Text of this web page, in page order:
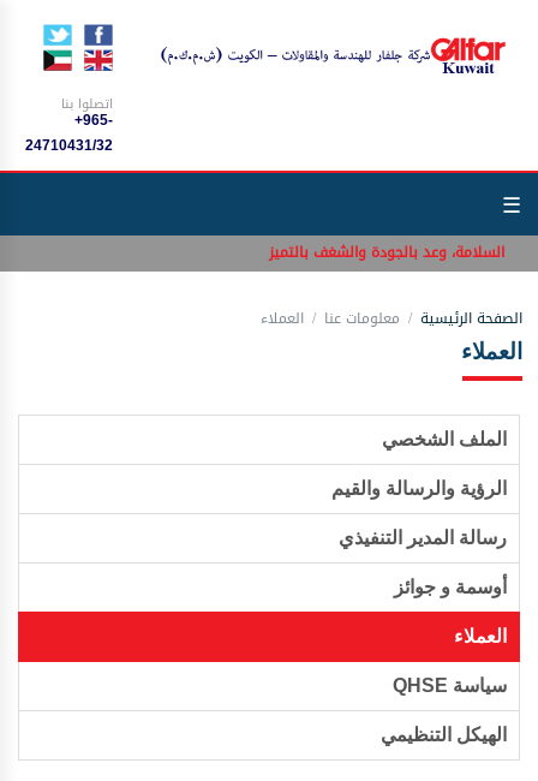
اتصلوا بنا
+965-
24710431/32
☰
بالسلامة، وعد بالجودة والشغف بالتميز
الصفحة الرئيسية معلومات عنا العملاء
العملاء
الملف الشخصي
الرؤية والرسالة والقيم
رسالة المدير التنفيذي
أوسمة و جوائز
العملاء
سياسة QHSE
الهيكل التنظيمي